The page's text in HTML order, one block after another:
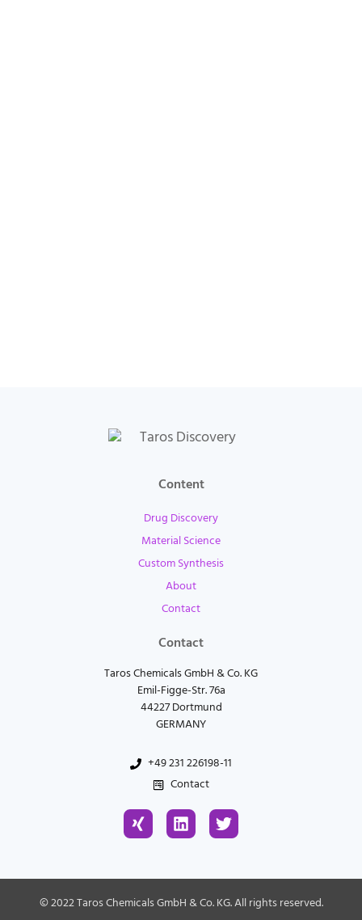
Content
Drug Discovery
Material Science
Custom Synthesis
About
Contact
Contact
Taros Chemicals GmbH & Co. KG
Emil-Figge-Str. 76a
44227 Dortmund
GERMANY
+49 231 226198-11
Contact
X
i
L
i
e
d
i
T
w
t
e
r
© 2022 Taros Chemicals GmbH & Co. KG. All rights reserved.